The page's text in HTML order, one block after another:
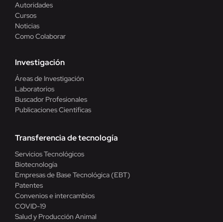
Autoridades
Cursos
Noticias
Como Colaborar
Investigación
Áreas de Investigación
Laboratorios
Buscador Profesionales
Publicaciones Científicas
Transferencia de tecnología
Servicios Tecnológicos
Biotecnología
Empresas de Base Tecnológica (EBT)
Patentes
Convenios e intercambios
COVID-19
Salud y Producción Animal